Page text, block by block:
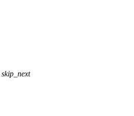
skip_next